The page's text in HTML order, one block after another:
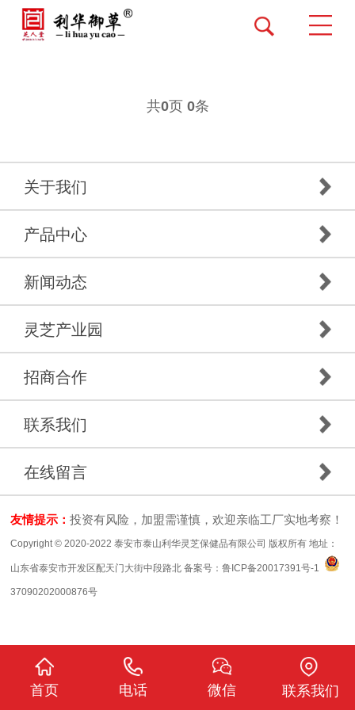
共0页 0条
关于我们
产品中心
新闻动态
灵芝产业园
招商合作
联系我们
在线留言
友情提示：投资有风险，加盟需谨慎，欢迎亲临工厂实地考察！
Copyright © 2020-2022 泰安市泰山利华灵芝保健品有限公司 版权所有 地址：
山东省泰安市开发区配天门大街中段路北 备案号：鲁ICP备20017391号-1
37090202000876号
首页 电话 微信 联系我们